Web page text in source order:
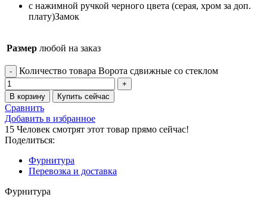
с нажимной ручкой черного цвета (серая, хром за доп.
плату)Замок
Размер любой на заказ
Количество товара Ворота сдвижные со стеклом
В корзину Купить сейчас
Сравнить
Добавить в избранное
15 Человек смотрят этот товар прямо сейчас!
Поделиться:
Фурнитура
Перевозка и доставка
Фурнитура